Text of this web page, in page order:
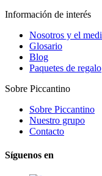
Información de interés
Nosotros y el
Glosario
Blog
Paquetes de regalo
Sobre Piccantino
Sobre Piccantino
Nuestro grupo
Contacto
Síguenos en